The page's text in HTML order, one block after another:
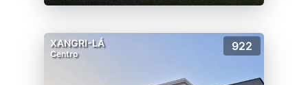
XANGRI-LÁ
Centro
922